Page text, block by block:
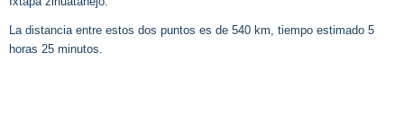
La distancia entre estos dos puntos es de 540 km, tiempo estimado 5
horas 25 minutos.